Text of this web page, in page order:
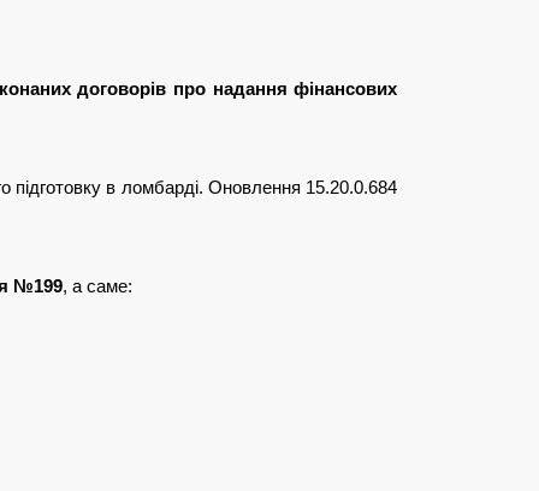
договорів про надання фінансових
підготовку в ломбарді. Оновлення 15.20.0.684
№199, а саме: